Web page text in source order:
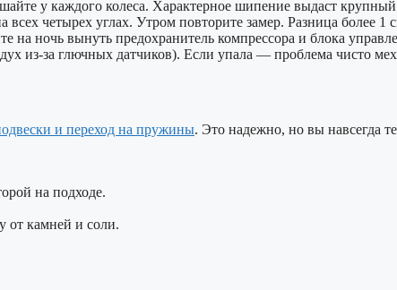
у каждого колеса. Характерное шипение выдаст
всех четырех углах. Утром повторите замер. Разница более
на ночь вынуть предохранитель компрессора и блока
из-за глючных датчиков). Если упала — проблема чисто
и переход на пружины. Это надежно, но вы навсегда
на подходе.
от камней и соли.